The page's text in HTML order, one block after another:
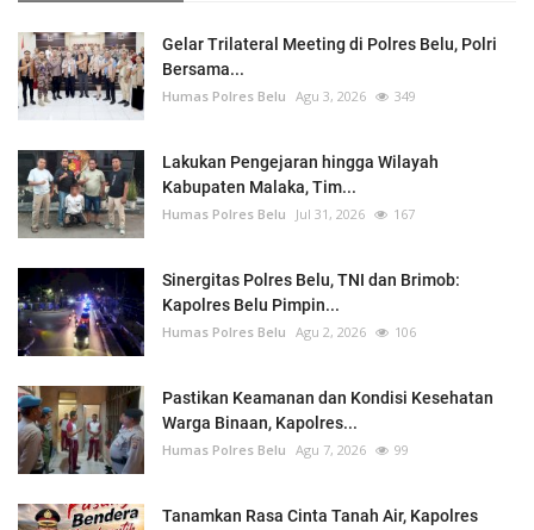
Gelar Trilateral Meeting di Polres Belu, Polri
Bersama...
Humas Polres Belu Agu 3, 2026 349
Lakukan Pengejaran hingga Wilayah
Kabupaten Malaka, Tim...
Humas Polres Belu Jul 31, 2026 167
Sinergitas Polres Belu, TNI dan Brimob:
Kapolres Belu Pimpin...
Humas Polres Belu Agu 2, 2026 106
Pastikan Keamanan dan Kondisi Kesehatan
Warga Binaan, Kapolres...
Humas Polres Belu Agu 7, 2026 99
Tanamkan Rasa Cinta Tanah Air, Kapolres